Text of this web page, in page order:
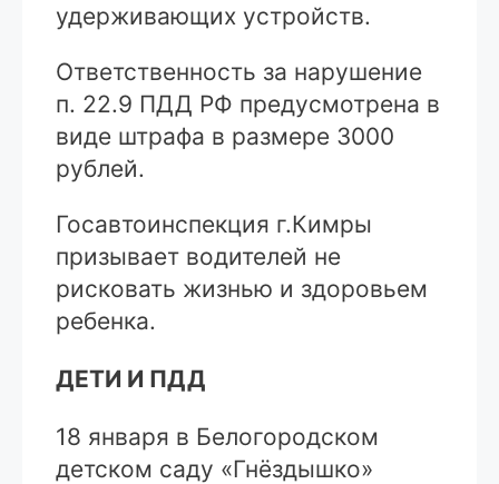
удерживающих устройств.
Ответственность за нарушение
п. 22.9 ПДД РФ предусмотрена в
виде штрафа в размере 3000
рублей.
Госавтоинспекция г.Кимры
призывает водителей не
рисковать жизнью и здоровьем
ребенка.
ДЕТИ И ПДД
18 января в Белогородском
детском саду «Гнёздышко»